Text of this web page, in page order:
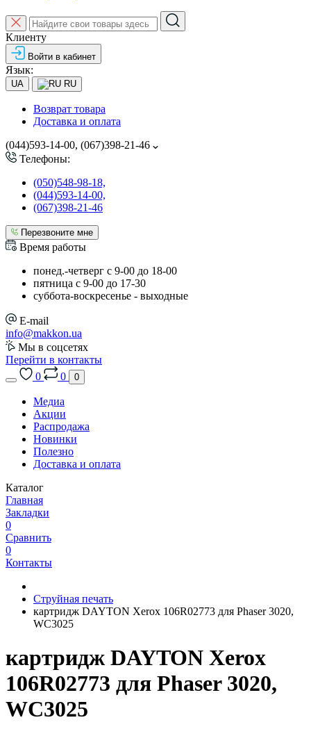
Клиенту
Войти в кабинет
Язык:
UA RU
Возврат товара
Доставка и оплата
(044)593-14-00, (067)398-21-46
Телефоны:
(050)548-98-18,
(044)593-14-00,
(067)398-21-46
Перезвоните мне
Время работы
понед.-четверг с 9-00 до 18-00
пятница с 9-00 до 17-30
cуббота-воскресенье - выходные
E-mail
info@makkon.ua
Мы в соцсетях
Перейти в контакты
0
0 0
Медиа
Акции
Распродажа
Новинки
Полезно
Доставка и оплата
Каталог
Главная
Закладки
0
Сравнить
0
Контакты
Струйная печать
картридж DAYTON Xerox 106R02773 для Phaser 3020,
WC3025
картридж DAYTON Xerox
106R02773 для Phaser 3020,
WC3025